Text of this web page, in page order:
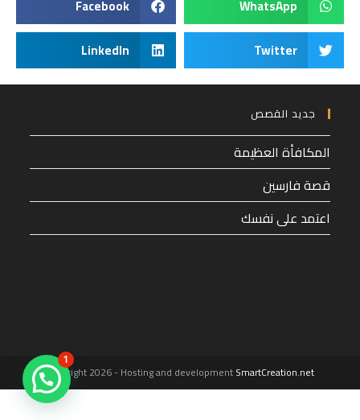
WhatsApp
Facebook
Twitter
LinkedIn
جديد القصص
المكافأة العظيمة
قصة فارسين
اعتمد على نفسك
Copyright 2026 - Hosting and developmentSmartCreation.net
1